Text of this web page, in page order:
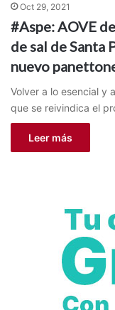
Oct 29, 2021
#Aspe: AOVE
de sal de
nuevo
Volver a lo esencial y
que se reivindica el
Leer más